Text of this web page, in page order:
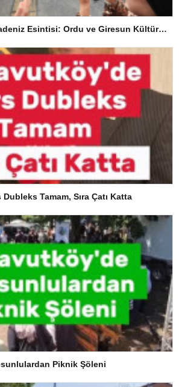
Arnavutköy’de Karadeniz Esintisi: Ordu ve Giresun Kültürü Memleket Günleri’nde Buluştu
Tamam, Sıra Çatı Katta
Piknik Şöleni